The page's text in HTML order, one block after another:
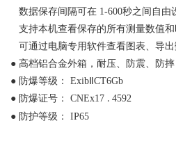
数据保存间隔可在 1-600秒之间自由
支持本机查看保存的所有测量数值和
可通过电脑专用软件查看图表、导
● 高档铝合金外箱，耐压、防震、防摔
● 防爆等级：
ExibⅡCT6Gb
● 防爆证号： CNEx17 . 4592
● 防护等级： IP65